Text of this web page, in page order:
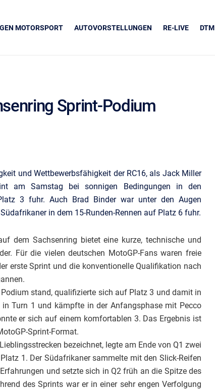
MOTORSPORT AUTOVORSTELLUNGEN RE-LIVE DTM
Sprint-Podium
und Wettbewerbsfähigkeit der RC16, als Jack Miller
am Samstag bei sonnigen Bedingungen in den
3 fuhr. Auch Brad Binder war unter den Augen
in dem 15-Runden-Rennen auf Platz 6 fuhr.
dem Sachsenring bietet eine kurze, technische und
Für die vielen deutschen MotoGP-Fans waren freie
erste Sprint und die konventionelle Qualifikation nach
stand, qualifizierte sich auf Platz 3 und damit in
Turn 1 und kämpfte in der Anfangsphase mit Pecco
er sich auf einem komfortablen 3. Das Ergebnis ist
Sprint-Format.
bezeichnet, legte am Ende von Q1 zwei
1. Der Südafrikaner sammelte mit den Slick-Reifen
und setzte sich in Q2 früh an die Spitze des
des Sprints war er in einer sehr engen Verfolgung